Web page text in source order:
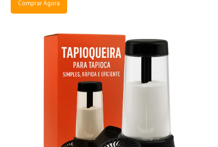
Comprar Agora